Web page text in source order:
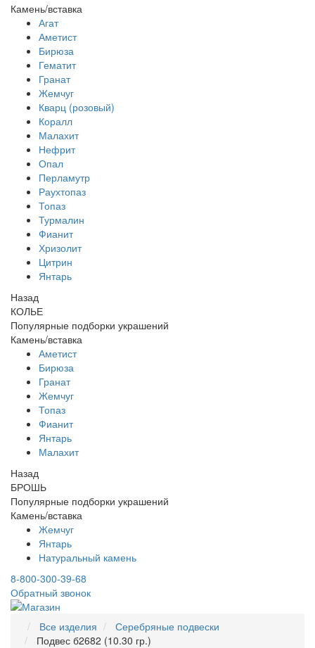
Камень/вставка
Агат
Аметист
Бирюза
Гематит
Гранат
Жемчуг
Кварц (розовый)
Коралл
Малахит
Нефрит
Опал
Перламутр
Раухтопаз
Топаз
Турмалин
Фианит
Хризолит
Цитрин
Янтарь
Назад
КОЛЬЕ
Популярные подборки украшений
Камень/вставка
Аметист
Бирюза
Гранат
Жемчуг
Топаз
Фианит
Янтарь
Малахит
Назад
БРОШЬ
Популярные подборки украшений
Камень/вставка
Жемчуг
Янтарь
Натуральный камень
8-800-300-39-68
Обратный звонок
Все изделия
Серебряные подвески
Подвес б2682 (10.30 гр.)